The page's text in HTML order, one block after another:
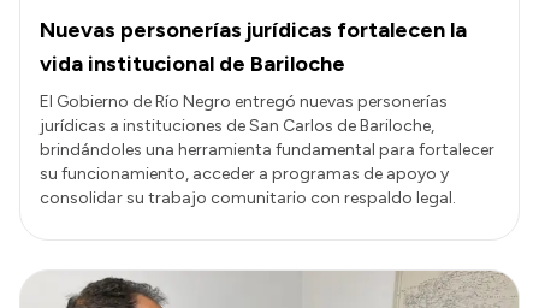
Nuevas personerías jurídicas fortalecen la
vida institucional de Bariloche
El Gobierno de Río Negro entregó nuevas personerías
jurídicas a instituciones de San Carlos de Bariloche,
brindándoles una herramienta fundamental para fortalecer
su funcionamiento, acceder a programas de apoyo y
consolidar su trabajo comunitario con respaldo legal.